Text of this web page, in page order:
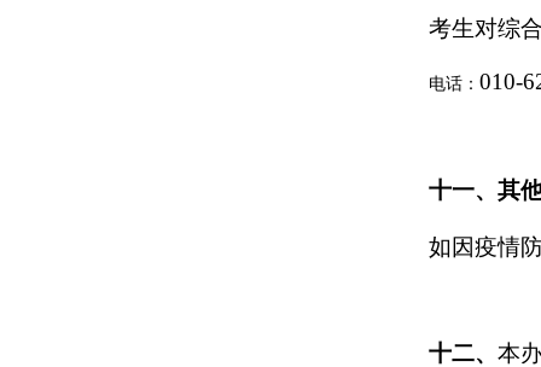
考生对综
电话：010-
十一、其
如因疫情
十二、本